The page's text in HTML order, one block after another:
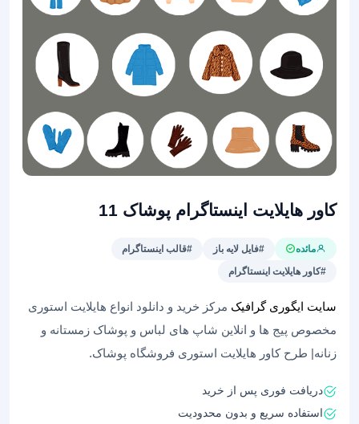
کاور هایلایت اینستاگرام پوشاک 11
مائده #فایل لایه باز
#قالب اینستاگرام
#کاور هایلایت اینستاگرام
سایت ایگوری گرافیک مرکز خرید و دانلود انواع هایلایت استوری
مخصوص پیج ها و انلاین شاپ های لباس و پوشاک زمستانه و
زنانه| طرح کاور هایلایت استوری فروشگاه پوشاک.
دریافت فوری پس از خرید
استفاده سریع و بدون محدودیت